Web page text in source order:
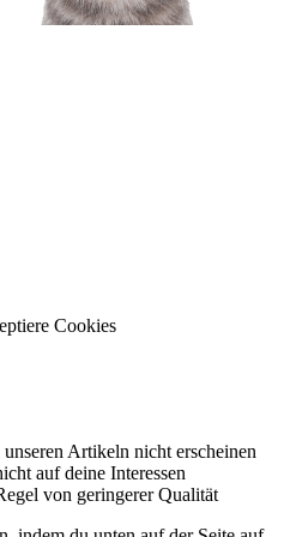
Cookies
Artikeln nicht erscheinen
auf deine Interessen
von geringerer Qualität